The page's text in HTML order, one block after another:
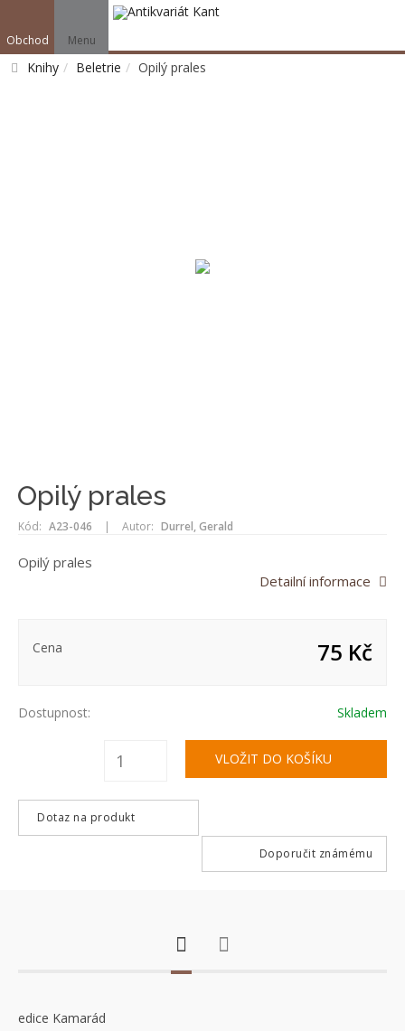
Obchod Menu
Knihy Beletrie Opilý prales
Opilý prales
Kód: A23-046 | Autor: Durrel, Gerald
Opilý prales
Detailní informace
Cena 75 Kč
Dostupnost: Skladem
Dotaz na produkt
Doporučit známému
edice Kamarád